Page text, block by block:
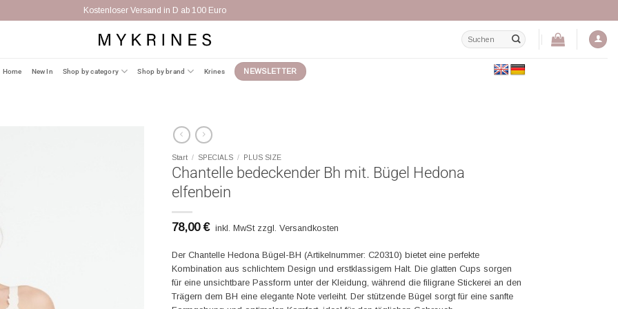
Kostenloser Versand in D ab 100 Euro
Suchen
nach:
Home New In Shop by category Shop by brand Krines NEWSLETTER
Start / SPECIALS / PLUS SIZE
Chantelle bedeckender Bh mit. Bügel Hedona
elfenbein
78,00€ inkl. MwSt zzgl. Versandkosten
Der Chantelle Hedona Bügel-BH (Artikelnummer: C20310) bietet eine perfekte
Kombination aus schlichtem Design und erstklassigem Halt. Die glatten Cups sorgen
für eine unsichtbare Passform unter der Kleidung, während die filigrane Stickerei an den
Trägern dem BH eine elegante Note verleiht. Der stützende Bügel sorgt für eine sanfte